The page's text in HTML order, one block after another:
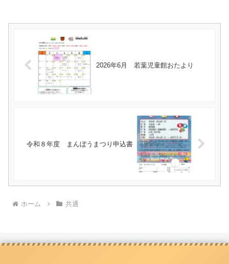
2026年6月 若葉児童館おたより
令和８年度 まんぼうまつり申込書
ホーム 共通